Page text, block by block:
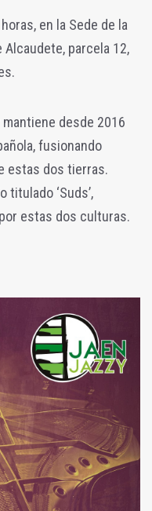
en la Sede de la
parcela 12,
desde 2016
fusionando
estas dos tierras.
titulado ‘Suds’,
estas dos culturas.